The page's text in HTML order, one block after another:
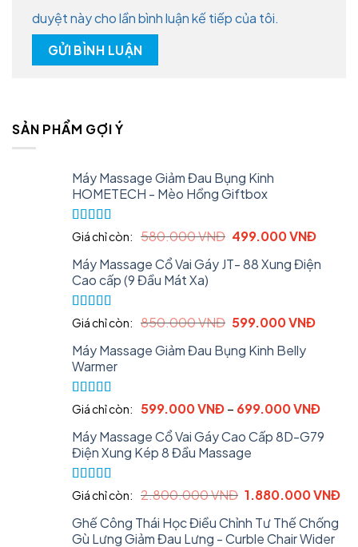
duyệt này cho lần bình luận kế tiếp của tôi.
SẢN PHẨM GỢI Ý
Máy Massage Giảm Đau Bụng Kinh
HOMETECH - Mèo Hồng Giftbox
Rated5.00
Giá chỉ còn: 580.000VNĐ Original
was:
499.000VNĐ
is:
Máy Massage Cổ Vai Gáy JT- 88 Xung Điện
Cao cấp (9 Đầu Mát Xa)
Rated5.00
Giá chỉ còn: 850.000VNĐ Original
was:
599.000VNĐ
Máy Massage Giảm Đau Bụng Kinh Belly
Warmer
Rated5.00
Giá chỉ còn: 599.000VNĐ– 699.000VNĐ
Máy Massage Cổ Vai Gáy Cao Cấp 8D-G79
Điện Xung Kép 8 Đầu Massage
Rated5.00
Giá chỉ còn: 2.800.000VNĐ Original
was:
1.880.000VNĐ
Ghế Công Thái Học Điều Chỉnh Tư Thế Chống
Gù Lưng Giảm Đau Lưng - Curble Chair Wider